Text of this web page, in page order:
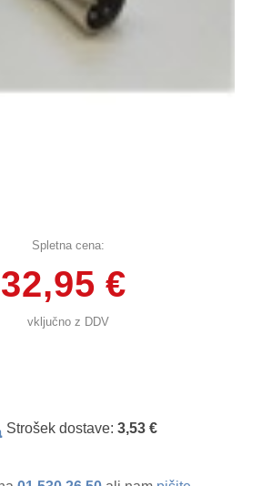
Spletna cena:
32,95 €
vključno z DDV
Strošek dostave: 3,53 €